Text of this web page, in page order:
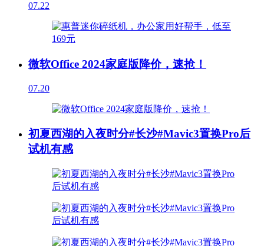
07.22
微软Office 2024家庭版降价，速抢！
07.20
初夏西湖的入夜时分#长沙#Mavic3置换Pro后
试机有感